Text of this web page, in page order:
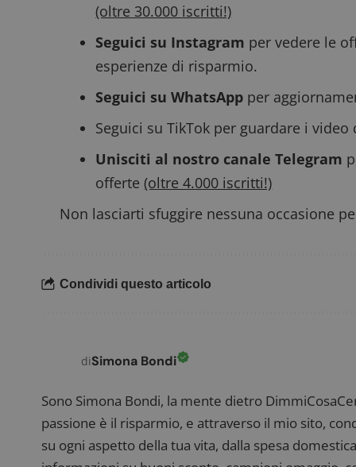
(oltre 30.000 iscritti!)
Seguici su Instagram per vedere le
esperienze di risparmio.
Seguici su WhatsApp per
Seguici su TikTok per guardare i
Unisciti al nostro canale Telegram
offerte(oltre 4.000 iscritti!)
Non lasciarti sfuggire nessuna occasione
Condividi questo articolo
diSimona Bondi
Sono Simona Bondi, la mente dietro
passione è il risparmio, e attraverso il mio sito,
su ogni aspetto della tua vita, dalla spesa
FCCDCF